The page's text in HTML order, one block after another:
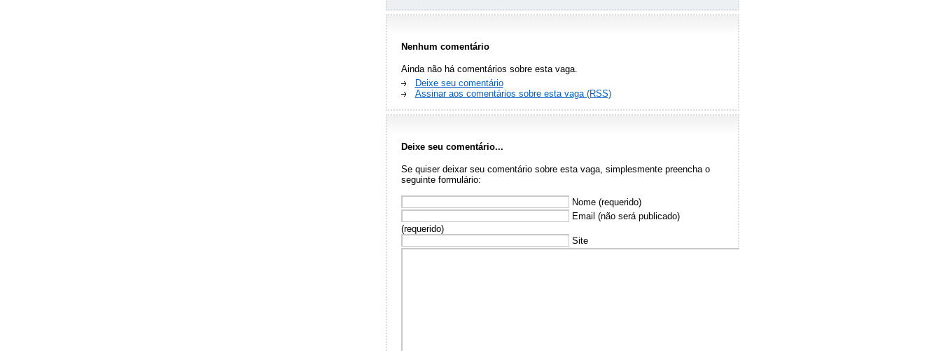
Nenhum comentário
Ainda não há comentários sobre esta vaga.
Deixe seu comentário
Assinar aos comentários sobre esta vaga (RSS)
Deixe seu comentário...
Se quiser deixar seu comentário sobre esta vaga, simplesmente preencha o
seguinte formulário:
Nome (requerido)
Email (não será publicado)
(requerido)
Site